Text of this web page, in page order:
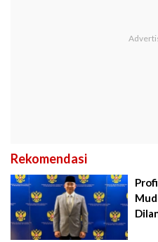
Rekomendasi